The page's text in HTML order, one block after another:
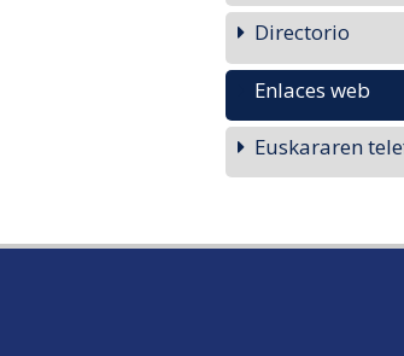
Directorio
Enlaces web
Euskararen